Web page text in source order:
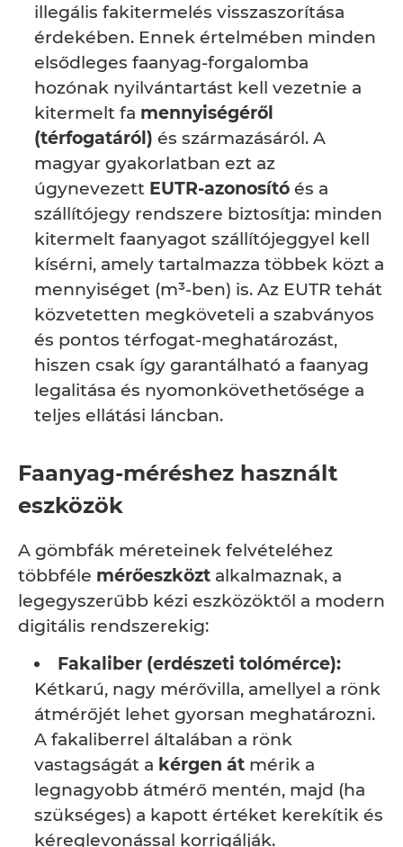
illegális fakitermelés visszaszorítása
érdekében. Ennek értelmében minden
elsődleges faanyag-forgalomba
hozónak nyilvántartást kell vezetnie a
kitermelt fa mennyiségéről
(térfogatáról) és származásáról. A
magyar gyakorlatban ezt az
úgynevezett EUTR-azonosító és a
szállítójegy rendszere biztosítja: minden
kitermelt faanyagot szállítójeggyel kell
kísérni, amely tartalmazza többek közt a
mennyiséget (m³-ben) is. Az EUTR tehát
közvetetten megköveteli a szabványos
és pontos térfogat-meghatározást,
hiszen csak így garantálható a faanyag
legalitása és nyomonkövethetősége a
teljes ellátási láncban.
Faanyag-méréshez használt
eszközök
A gömbfák méreteinek felvételéhez
többféle mérőeszközt alkalmaznak, a
legegyszerűbb kézi eszközöktől a modern
digitális rendszerekig:
Fakaliber (erdészeti tolómérce):
Kétkarú, nagy mérővilla, amellyel a rönk
átmérőjét lehet gyorsan meghatározni.
A fakaliberrel általában a rönk
vastagságát a kérgen át mérik a
legnagyobb átmérő mentén, majd (ha
szükséges) a kapott értéket kerekítik és
kéreglevonással korrigálják.